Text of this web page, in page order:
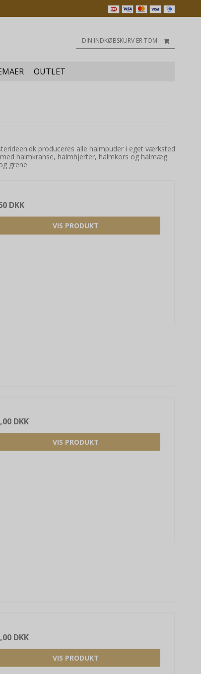
DIN INDKØBSKURV ER TOM
OUTLET
produceres alle halmpuder i eget værksted
halmkranse, halmhjerter, halmkors og halmæg.
grene
DKK
VIS PRODUKT
DKK
VIS PRODUKT
DKK
VIS PRODUKT